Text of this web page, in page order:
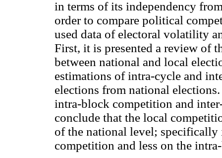
in terms of its independency
order to compare political
used data of electoral volatility
First, it is presented a review of
between national and local
estimations of intra-cycle and
elections from national
intra-block competition and
conclude that the local
of the national level;
competition and less on the